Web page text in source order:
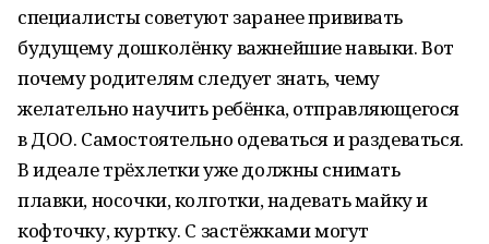
специалисты советуют заранее прививать
будущему дошколёнку важнейшие навыки. Вот
почему родителям следует знать, чему
желательно научить ребёнка, отправляющегося
в ДОО. Самостоятельно одеваться и раздеваться.
В идеале трёхлетки уже должны снимать
плавки, носочки, колготки, надевать майку и
кофточку, куртку. С застёжками могут